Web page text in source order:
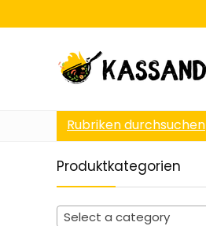
Rubriken durchsuchen
Produktkategorien
Select a category